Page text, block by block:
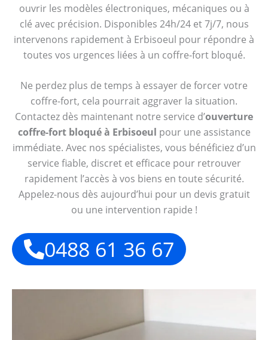
ouvrir les modèles électroniques, mécaniques ou à
clé avec précision. Disponibles 24h/24 et 7j/7, nous
intervenons rapidement à Erbisoeul pour répondre à
toutes vos urgences liées à un coffre-fort bloqué.
Ne perdez plus de temps à essayer de forcer votre
coffre-fort, cela pourrait aggraver la situation.
Contactez dès maintenant notre service d’ouverture
coffre-fort bloqué à Erbisoeul pour une assistance
immédiate. Avec nos spécialistes, vous bénéficiez d’un
service fiable, discret et efficace pour retrouver
rapidement l’accès à vos biens en toute sécurité.
Appelez-nous dès aujourd’hui pour un devis gratuit
ou une intervention rapide !
0488 61 36 67